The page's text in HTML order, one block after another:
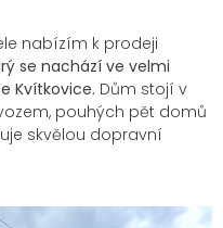
nabízím k prodeji
se nachází ve velmi
Kvítkovice. Dům stojí v
pouhých pět domů
skvělou dopravní